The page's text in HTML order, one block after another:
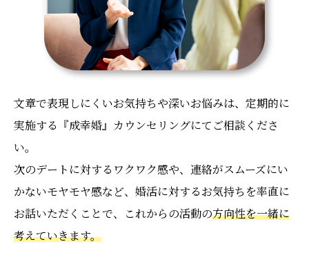
文章で表現しにくいお気持ちや深いお悩みは、定期的に
実施する『成幸婚』カウンセリングにてご相談くださ
い。
次のデートに対するワクワク感や、連絡がスムーズにい
かないモヤモヤ感など、婚活に対するお気持ちを率直に
お話いただくことで、これからの活動の方向性を一緒に
考えていきます。